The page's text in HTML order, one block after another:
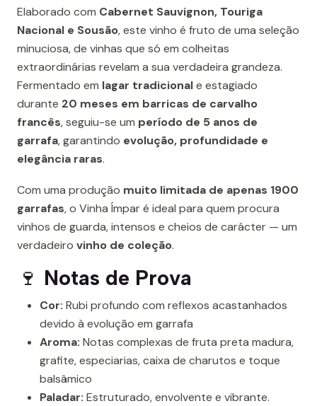
Elaborado com Cabernet Sauvignon, Touriga
Nacional e Sousão, este vinho é fruto de uma seleção
minuciosa, de vinhas que só em colheitas
extraordinárias revelam a sua verdadeira grandeza.
Fermentado em lagar tradicionale estagiado
durante 20 meses em barricas de carvalho
francês, seguiu-se um período de 5 anos de
garrafa, garantindo evolução, profundidade e
elegância raras.
Com uma produção muito limitada de apenas 1900
garrafas, o Vinha Ímpar é ideal para quem procura
vinhos de guarda, intensos e cheios de carácter — um
verdadeiro vinho de coleção.
🍷 Notas de Prova
Cor: Rubi profundo com reflexos acastanhados
devido à evolução em garrafa
Aroma: Notas complexas de fruta preta madura,
grafite, especiarias, caixa de charutos e toque
balsâmico
Paladar: Estruturado, envolvente e vibrante.